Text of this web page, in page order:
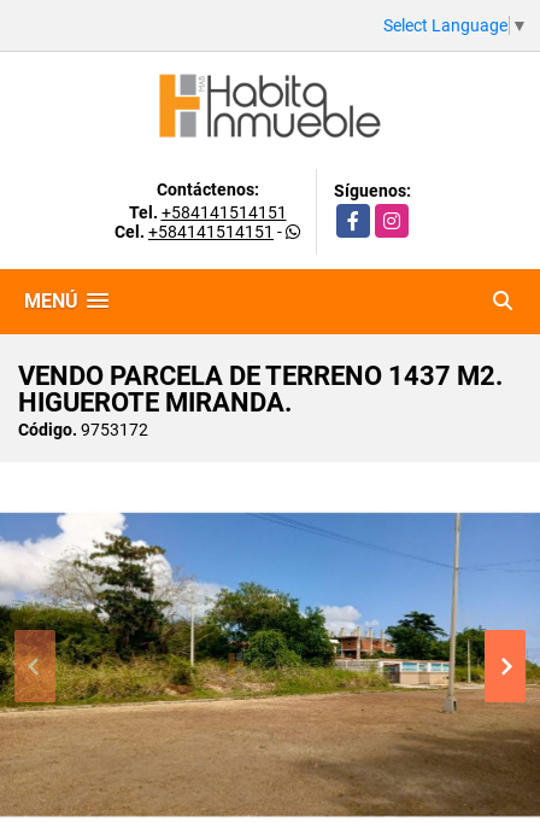
Select Language ▼
Contáctenos:
Tel. +584141514151
Cel. +584141514151 -
Síguenos:
FacebookInstagram
MENÚ
VENDO PARCELA DE TERRENO 1437 M2.
HIGUEROTE MIRANDA.
Código. 9753172